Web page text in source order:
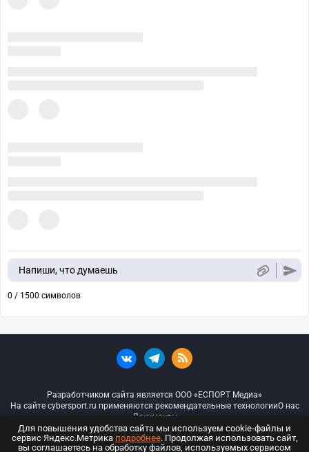
Напиши, что думаешь
0 / 1500 символов
Разработчиком сайта является ООО «ЕСПОРТ Медиа»
На сайте cybersport.ru применяются рекомендательные технологииО нас
Документы
© ООО «Киберспорт.ру» — Все права защищены
Для повышения удобства сайта мы используем cookie-файлы и
сервис Яндекс.Метрика подробнее. Продолжая использовать сайт,
вы соглашаетесь на обработку файлов, используемых сервисом